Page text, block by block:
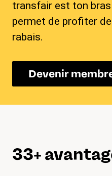
transfair est ton
permet de profiter
rabais.
Devenir
33+